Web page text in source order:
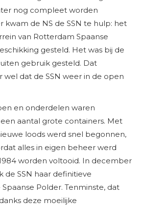
nog compleet worden
kwam de NS de SSN te hulp: het
van Rotterdam Spaanse
gesteld. Het was bij de
gebruik gesteld. Dat
dat de SSN weer in de open
en onderdelen waren
aantal grote containers. Met
loods werd snel begonnen,
alles in eigen beheer werd
worden voltooid. In december
de SSN haar definitieve
Polder. Tenminste, dat
deze moeilijke